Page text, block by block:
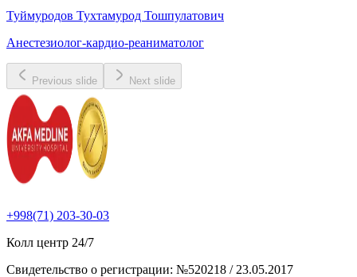
Туймуродов Тухтамурод Тошпулатович
Анестезиолог-кардио-реаниматолог
Previous slide Next slide
+998(71) 203-30-03
Колл центр 24/7
Свидетельство о регистрации: №520218 / 23.05.2017